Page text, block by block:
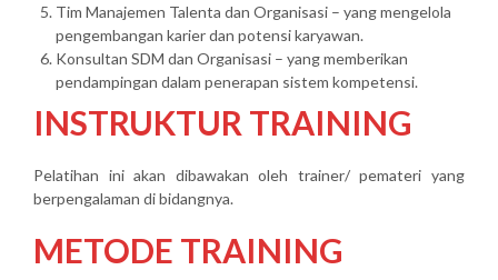
Tim Manajemen Talenta dan Organisasi – yang mengelola
pengembangan karier dan potensi karyawan.
Konsultan SDM dan Organisasi – yang memberikan
pendampingan dalam penerapan sistem kompetensi.
INSTRUKTUR TRAINING
Pelatihan ini akan dibawakan oleh trainer/ pemateri yang
berpengalaman di bidangnya.
METODE TRAINING